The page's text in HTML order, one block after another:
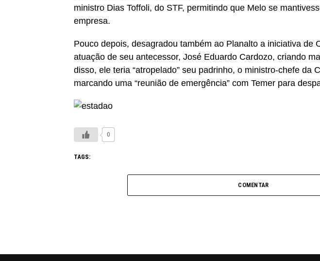
ministro Dias Toffoli, do STF, permitindo que Melo se
empresa.
Pouco depois, desagradou também ao Planalto a iniciativa de
atuação de seu antecessor, José Eduardo Cardozo, criando
disso, ele teria “atropelado” seu padrinho, o ministro-chefe da
marcando uma “reunião de emergência” com Temer para
0
TAGS:
COMENTAR